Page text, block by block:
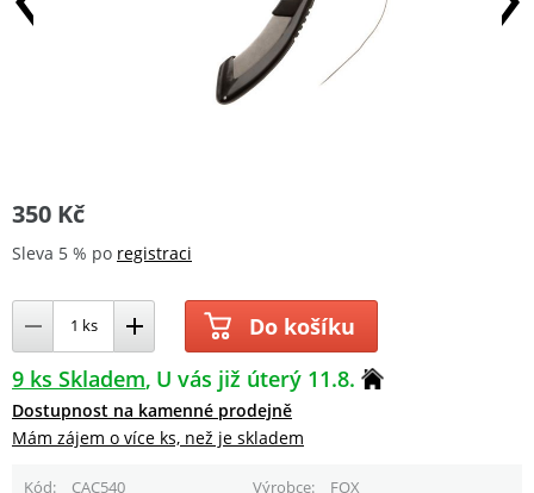
350 Kč
Sleva 5 % po registraci
Do košíku
9 ks Skladem U vás již úterý 11.8.
Dostupnost na kamenné prodejně
Mám zájem o více ks, než je skladem
Kód CAC540 Výrobce FOX